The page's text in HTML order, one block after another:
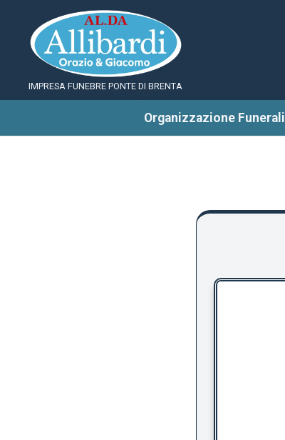
IMPRESA FUNEBRE PONTE DI BRENTA
Organizzazione Funerali